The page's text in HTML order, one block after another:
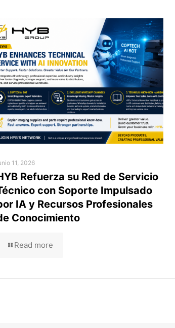
11, 2026
Refuerza su Red de Servicio
con Soporte Impulsado
IA y Recursos Profesionales
Conocimiento
Read more